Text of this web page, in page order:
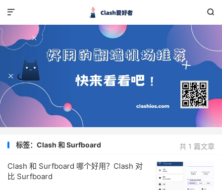


共 1 篇文章
标签：Clash 和 Surfboard
Clash 和 Surfboard 哪个好用？Clash 对
比 Surfboard